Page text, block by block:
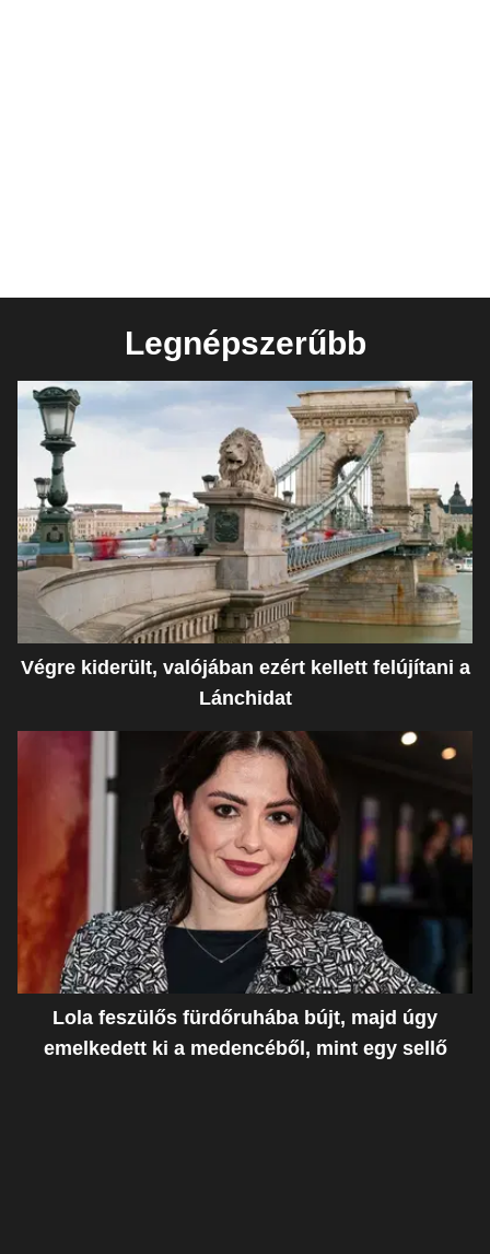
Legnépszerűbb
Végre kiderült, valójában ezért kellett felújítani a
Lánchidat
Lola feszülős fürdőruhába bújt, majd úgy
emelkedett ki a medencéből, mint egy sellő